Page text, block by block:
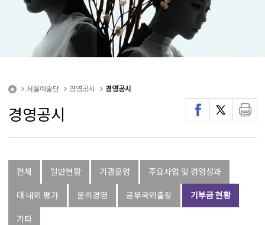
서울예술단 경영공시 경영공시
경영공시
전체 일반현황 기관운영 주요사업 및 경영성과
대 내외 평가 윤리경영 공무국외출장 기부금 현황
기타